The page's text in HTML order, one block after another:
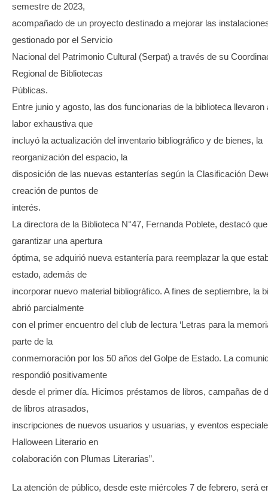
semestre de 2023,
acompañado de un proyecto destinado a mejorar las
gestionado por el Servicio
Nacional del Patrimonio Cultural (Serpat) a través de su
Regional de Bibliotecas
Públicas.
Entre junio y agosto, las dos funcionarias de la biblioteca llevaron
labor exhaustiva que
incluyó la actualización del inventario bibliográfico y de bienes, la
reorganización del espacio, la
disposición de las nuevas estanterías según la Clasificación
creación de puntos de
interés.
La directora de la Biblioteca N°47, Fernanda Poblete, destacó
garantizar una apertura
óptima, se adquirió nueva estantería para reemplazar la que
estado, además de
incorporar nuevo material bibliográfico. A fines de septiembre, la
abrió parcialmente
con el primer encuentro del club de lectura ‘Letras para la
parte de la
conmemoración por los 50 años del Golpe de Estado. La
respondió positivamente
desde el primer día. Hicimos préstamos de libros, campañas de
de libros atrasados,
inscripciones de nuevos usuarios y usuarias, y eventos
Halloween Literario en
colaboración con Plumas Literarias”.
La atención de público, desde este miércoles 7 de febrero, será